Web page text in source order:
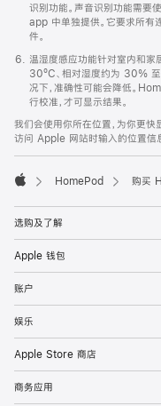
识别功能。声音识别功能需要
app 中单独提供。它要求所
件。
温湿度感应功能针对室内和家
30ºC、相对湿度约为 30%
况下，准确性可能会降低。
行校准，才可显示结果。
我们会使用你所在位置，为你更快
访问 Apple 网站时输入的位置信
HomePod 购买
选购及了解
Apple 钱包
账户
娱乐
Apple Store 商店
商务应用